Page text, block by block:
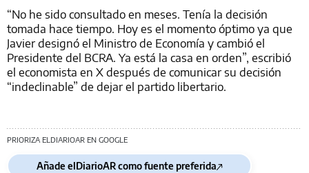
“No he sido consultado en meses. Tenía la decisión
tomada hace tiempo. Hoy es el momento óptimo ya que
Javier designó el Ministro de Economía y cambió el
Presidente del BCRA. Ya está la casa en orden”, escribió
el economista en X después de comunicar su decisión
“indeclinable” de dejar el partido libertario.
PRIORIZA ELDIARIOAR EN GOOGLE
Añade elDiarioAR como fuente preferida